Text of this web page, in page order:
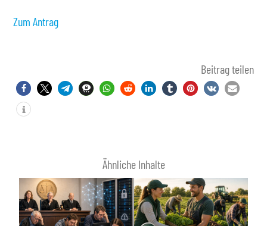
Zum Antrag
Beitrag teilen
Ähnliche Inhalte